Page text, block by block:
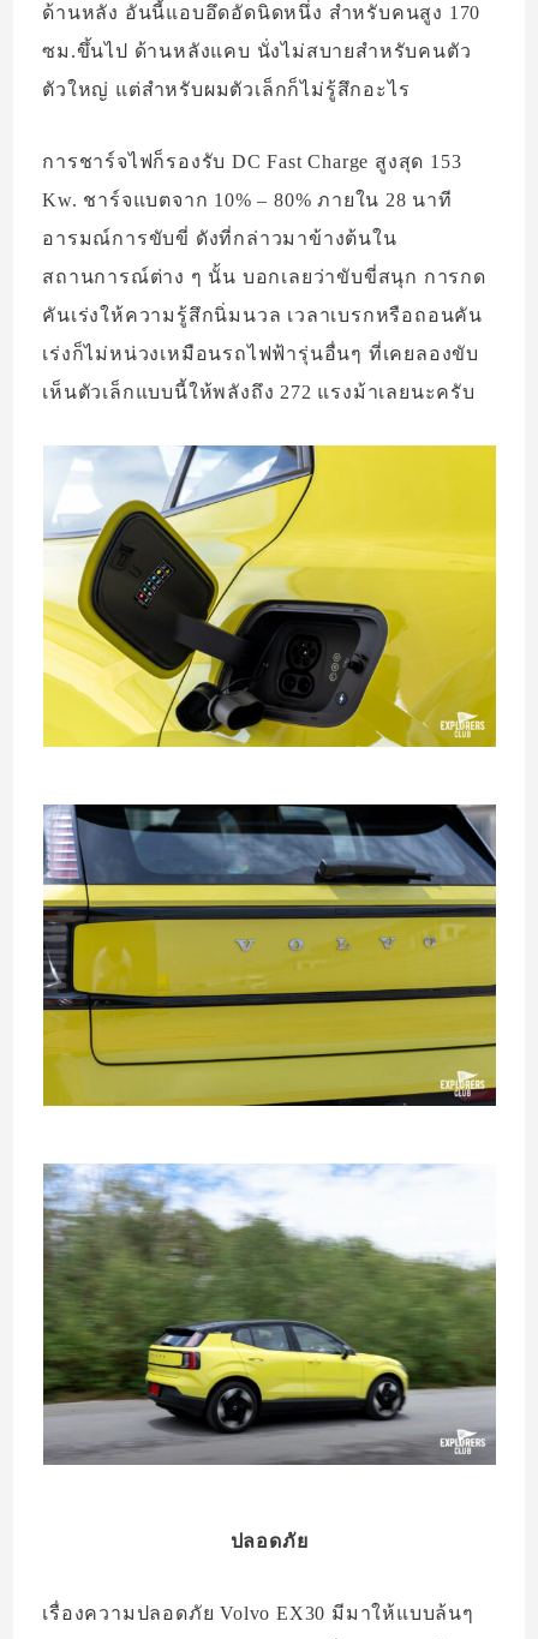
ด้านหลัง อันนี้แอบอึดอัดนิดหนึ่ง สำหรับคนสูง 170
ซม.ขึ้นไป ด้านหลังแคบ นั่งไม่สบายสำหรับคนตัว
ตัวใหญ่ แต่สำหรับผมตัวเล็กก็ไม่รู้สึกอะไร
การชาร์จไฟก็รองรับ DC Fast Charge สูงสุด 153
Kw. ชาร์จแบตจาก 10% – 80% ภายใน 28 นาที
อารมณ์การขับขี่ ดังที่กล่าวมาข้างต้นใน
สถานการณ์ต่าง ๆ นั้น บอกเลยว่าขับขี่สนุก การกด
คันเร่งให้ความรู้สึกนิ่มนวล เวลาเบรกหรือถอนคัน
เร่งก็ไม่หน่วงเหมือนรถไฟฟ้ารุ่นอื่นๆ ที่เคยลองขับ
เห็นตัวเล็กแบบนี้ให้พลังถึง 272 แรงม้าเลยนะครับ
ปลอดภัย
เรื่องความปลอดภัย Volvo EX30 มีมาให้แบบล้นๆ